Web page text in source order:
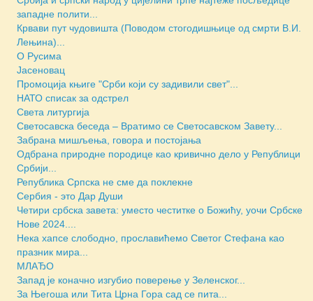
западне полити...
Крвави пут чудовишта (Поводом стогодишњице од смрти В.И.
Лењина)...
О Русима
Јасеновац
Промоција књиге "Срби који су задивили свет"...
НАТО списак за одстрел
Света литургија
Светосавска беседа – Вратимо се Светосавском Завету...
Забрана мишљења, говора и постојања
Одбрана природне породице као кривично дело у Републици
Србији...
Република Српска не сме да поклекне
Сербия - это Дар Души
Четири србска завета: уместо честитке о Божићу, уочи Србске
Нове 2024....
Нека хапсе слободно, прославићемо Светог Стефана као
празник мира...
МЛАЂО
Запад је коначно изгубио поверење у Зеленског...
За Његоша или Тита Црна Гора сад се пита...